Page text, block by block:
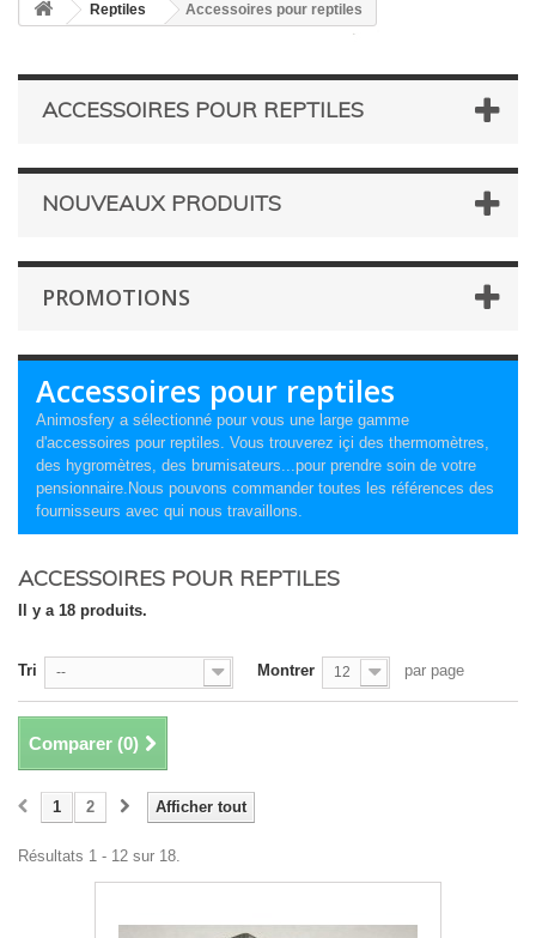
Reptiles Accessoires pour reptiles
ACCESSOIRES POUR REPTILES
NOUVEAUX PRODUITS
PROMOTIONS
Accessoires pour reptiles
Animosfery a sélectionné pour vous une large gamme
d'accessoires pour reptiles. Vous trouverez içi des thermomètres,
des hygromètres, des brumisateurs...pour prendre soin de votre
pensionnaire.Nous pouvons commander toutes les références des
fournisseurs avec qui nous travaillons.
ACCESSOIRES POUR REPTILES
Il y a 18 produits.
Tri -- Montrer 12 par page
Comparer (0)
Afficher tout
1 2
Résultats 1 - 12 sur 18.